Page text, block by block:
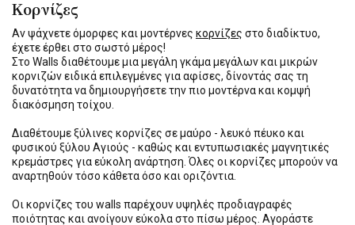
Κορνίζες
Αν ψάχνετε όμορφες και μοντέρνες κορνίζες στο διαδίκτυο,
έχετε έρθει στο σωστό μέρος!
Στο Walls διαθέτουμε μια μεγάλη γκάμα μεγάλων και μικρών
κορνιζών ειδικά επιλεγμένες για αφίσες, δίνοντάς σας τη
δυνατότητα να δημιουργήσετε την πιο μοντέρνα και κομψή
διακόσμηση τοίχου.
Διαθέτουμε ξύλινες κορνίζες σε μαύρο - λευκό πέυκο και
φυσικού ξύλου Αγιούς - καθώς και εντυπωσιακές μαγνητικές
κρεμάστρες για εύκολη ανάρτηση. Όλες οι κορνίζες μπορούν να
αναρτηθούν τόσο κάθετα όσο και οριζόντια.
Οι κορνίζες του walls παρέχουν υψηλές προδιαγραφές
ποιότητας και ανοίγουν εύκολα στο πίσω μέρος. Αγοράστε